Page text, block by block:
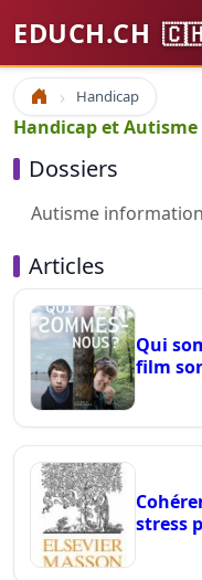
EDUCH.CH
Accueil Handicap
Handicap et
Dossiers
Autisme
Articles
Qui
film
stress